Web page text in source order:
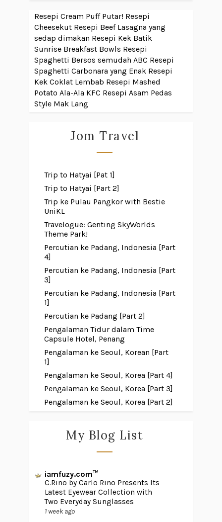
Resepi Cream Puff Putar! Resepi
Cheesekut Resepi Beef Lasagna yang
sedap dimakan Resepi Kek Batik
Sunrise Breakfast Bowls Resepi
Spaghetti Bersos semudah ABC Resepi
Spaghetti Carbonara yang Enak Resepi
Kek Coklat Lembab Resepi Mashed
Potato Ala-Ala KFC Resepi Asam Pedas
Style Mak Lang
Jom Travel
Trip to Hatyai [Pat 1]
Trip to Hatyai [Part 2]
Trip ke Pulau Pangkor with Bestie
UniKL
Travelogue: Genting SkyWorlds
Theme Park!
Percutian ke Padang, Indonesia [Part
4]
Percutian ke Padang, Indonesia [Part
3]
Percutian ke Padang, Indonesia [Part
1]
Percutian ke Padang [Part 2]
Pengalaman Tidur dalam Time
Capsule Hotel, Penang
Pengalaman ke Seoul, Korean [Part
1]
Pengalaman ke Seoul, Korea [Part 4]
Pengalaman ke Seoul, Korea [Part 3]
Pengalaman ke Seoul, Korea [Part 2]
My Blog List
iamfuzy.com™
C.Rino by Carlo Rino Presents Its
Latest Eyewear Collection with
Two Everyday Sunglasses
1 week ago